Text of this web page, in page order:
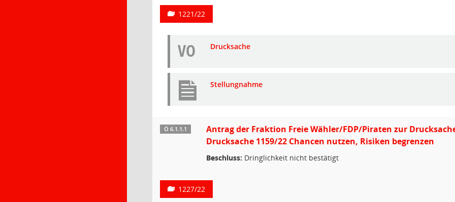
1221/22
VO Drucksache
Stellungnahme
Ö 6.1.1.1
Antrag der Fraktion Freie Wähler/FDP/Piraten zur
Drucksache 1159/22 Chancen nutzen, Risiken begrenzen
Beschluss: Dringlichkeit nicht bestätigt
1227/22